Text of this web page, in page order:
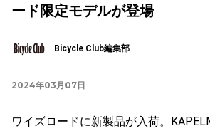
ード限定モデルが登場
Bicycle Club編集部
2024年03月07日
ワイズロードに新製品が入荷。